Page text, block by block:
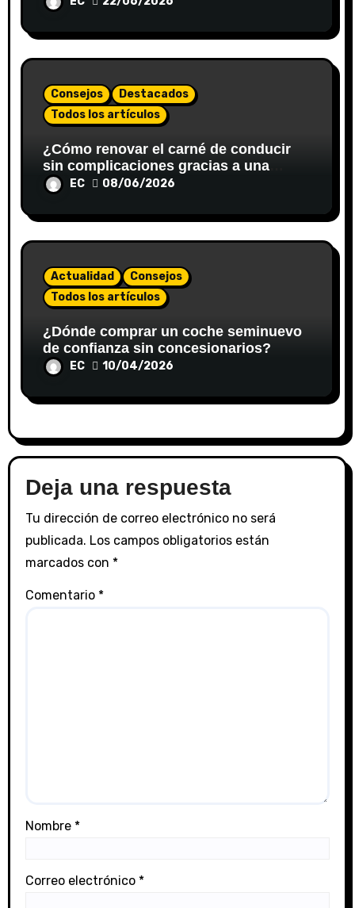
Consejos
Destacados
Todos los artículos
¿Cómo renovar el carné de conducir
sin complicaciones gracias a una
gestoría?
EC 08/06/2026
Actualidad
Consejos
Todos los artículos
¿Dónde comprar un coche seminuevo
de confianza sin concesionarios?
EC 10/04/2026
Deja una respuesta
Tu dirección de correo electrónico no será
publicada. Los campos obligatorios están
marcados con *
Comentario *
Nombre *
Correo electrónico *